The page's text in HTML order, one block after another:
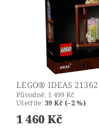
LEGO® IDEAS
Původně: 1 499 Kč
Ušetříte:39 Kč (–2 %)
1 460 Kč